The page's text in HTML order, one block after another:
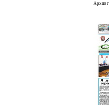
Архив